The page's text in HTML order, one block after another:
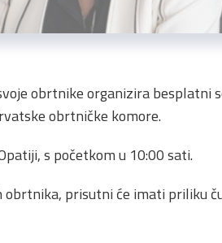
obrtnike organizira besplatni
obrtničke komore.
s početkom u 10:00 sati.
prisutni će imati priliku